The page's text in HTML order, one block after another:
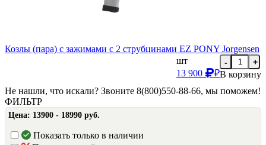
Козлы (пара) с зажимами с 2 струбцинами EZ PONY Jorgensen
шт
13 900
₽
- +
В корзину
Не нашли, что искали? Звоните 8(800)550-88-66, мы поможем!
ФИЛЬТР
Цена: 13900 - 18990 руб.
Показать только в наличии